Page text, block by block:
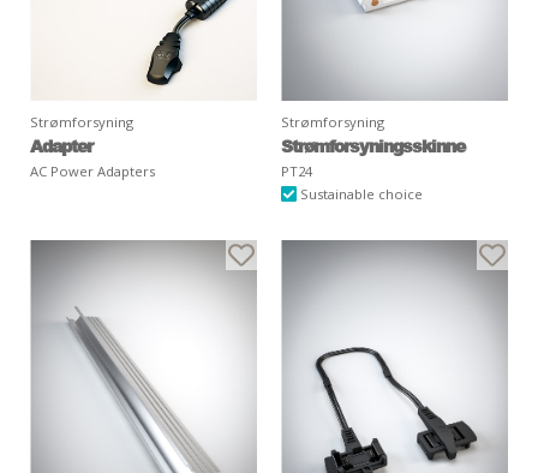
Strømforsyning
Adapter
AC Power Adapters
Strømforsyning
Strømforsyningsskinne
PT24
Sustainable choice